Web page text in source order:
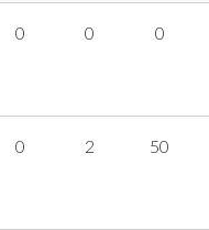
0 0 0
0 2 50